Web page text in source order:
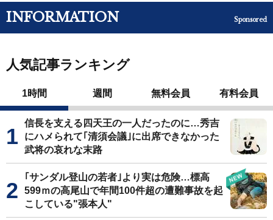
INFORMATION Sponsored
人気記事ランキング
1時間 週間 無料会員 有料会員
信長を支える四天王の一人だったのに…秀吉
にハメられて｢清須会議｣に出席できなかった
武将の哀れな末路
｢サンダル登山の若者｣より実は危険…標高
599ｍの高尾山で年間100件超の遭難事故を起
こしている"張本人"